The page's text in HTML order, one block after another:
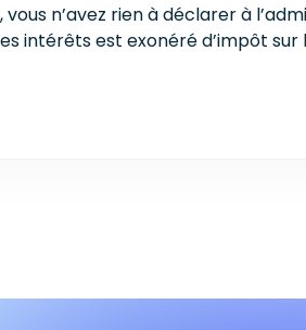
n’avez rien à déclarer à
intérêts est exonéré d’impôt